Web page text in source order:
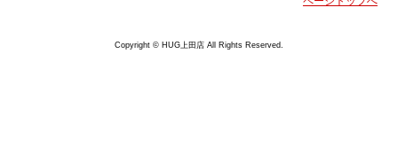
Copyright © HUG上田店 All Rights Reserved.